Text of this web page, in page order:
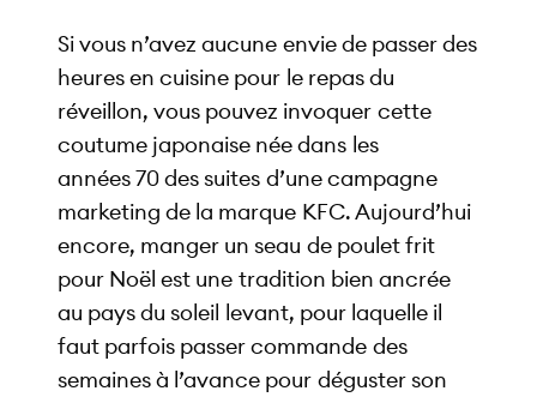
Si vous n’avez aucune envie de passer des
heures en cuisine pour le repas du
réveillon, vous pouvez invoquer cette
coutume japonaise née dans les
années 70 des suites d’une campagne
marketing de la marque KFC. Aujourd’hui
encore, manger un seau de poulet frit
pour Noël est une tradition bien ancrée
au pays du soleil levant, pour laquelle il
faut parfois passer commande des
semaines à l’avance pour déguster son